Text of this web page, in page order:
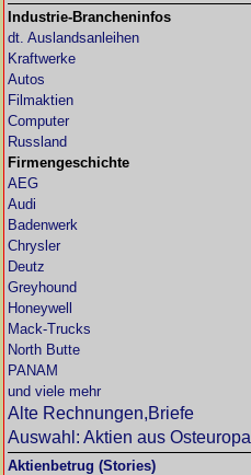
Industrie-Brancheninfos
dt. Auslandsanleihen
Kraftwerke
Autos
Filmaktien
Computer
Russland
Firmengeschichte
AEG
Audi
Badenwerk
Chrysler
Deutz
Greyhound
Honeywell
Mack-Trucks
North Butte
PANAM
und viele mehr
Alte Rechnungen,Briefe
Auswahl: Aktien aus Osteuropa
Aktienbetrug (Stories)